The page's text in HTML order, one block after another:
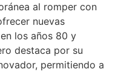
al romper con
nuevas
los años 80 y
destaca por su
permitiendo a